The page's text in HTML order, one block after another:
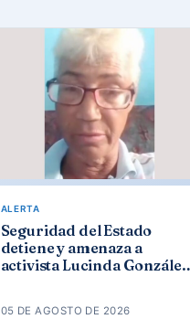
ALERTA
Seguridad del Estado
detiene y amenaza a
activista Lucinda González
05 DE AGOSTO DE 2026